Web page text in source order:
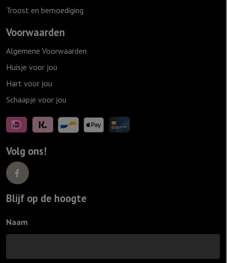
Troost en bemoediging
Voorwaarden
Algemene Voorwaarden
Huisje voor jou
Hart voor jou
Schaapje voor jou
Volg ons!
Blijf op de hoogte
Naam